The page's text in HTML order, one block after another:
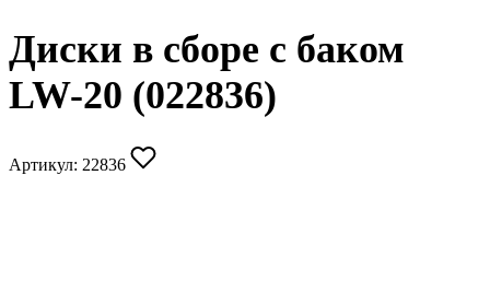
Диски в сборе с баком
LW-20 (022836)
Артикул: 22836